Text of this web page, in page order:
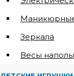
Зеркала
Весы